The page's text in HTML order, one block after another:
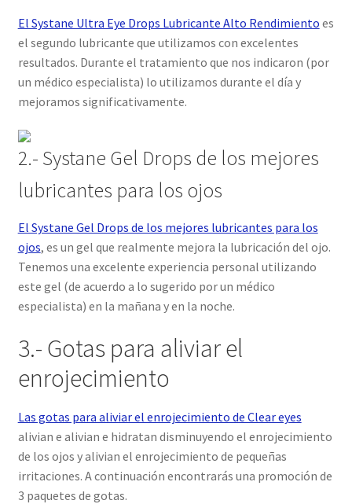
El Systane Ultra Eye Drops Lubricante Alto Rendimiento es
el segundo lubricante que utilizamos con excelentes
resultados. Durante el tratamiento que nos indicaron (por
un médico especialista) lo utilizamos durante el día y
mejoramos significativamente.
2.- Systane Gel Drops de los mejores
lubricantes para los ojos
El Systane Gel Drops de los mejores lubricantes para los
ojos, es un gel que realmente mejora la lubricación del ojo.
Tenemos una excelente experiencia personal utilizando
este gel (de acuerdo a lo sugerido por un médico
especialista) en la mañana y en la noche.
3.- Gotas para aliviar el
enrojecimiento
Las gotas para aliviar el enrojecimiento de Clear eyes
alivian e alivian e hidratan disminuyendo el enrojecimiento
de los ojos y alivian el enrojecimiento de pequeñas
irritaciones. A continuación encontrarás una promoción de
3 paquetes de gotas.